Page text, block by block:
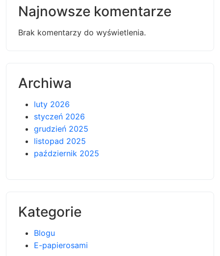
Najnowsze komentarze
Brak komentarzy do wyświetlenia.
Archiwa
luty 2026
styczeń 2026
grudzień 2025
listopad 2025
październik 2025
Kategorie
Blogu
E-papierosami